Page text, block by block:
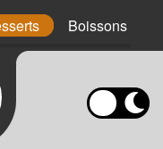
Boissons